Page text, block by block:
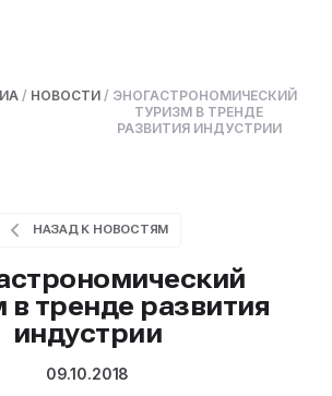
/ НОВОСТИ / ЭНОГАСТРОНОМИЧЕСКИЙ
ТУРИЗМ В ТРЕНДЕ
РАЗВИТИЯ ИНДУСТРИИ
НАЗАД К НОВОСТЯМ
в тренде развития
индустрии
09.10.2018